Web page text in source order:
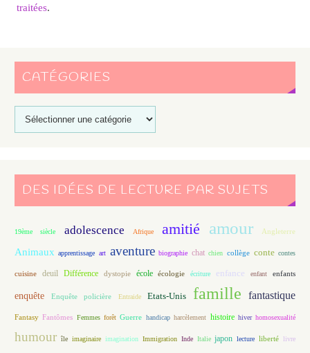
traitées.
CATÉGORIES
DES IDÉES DE LECTURE PAR SUJETS
19ème siècle adolescence Afrique amitié amour Angleterre
Animaux apprentissage art aventure biographie chat chien collège conte contes
cuisine deuil Différence dystopie école écologie écriture enfance enfant enfants
enquête Enquête policière Entraide Etats-Unis famille fantastique
Fantasy Fantômes Femmes forêt Guerre handicap harcèlement histoire hiver homosexualité
humour île imaginaire imagination Immigration Inde Italie japon lecture liberté livre